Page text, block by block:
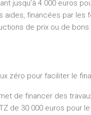
jusqu’à 4 000 euros
aides, financées par les
de prix ou de
zéro pour faciliter le
de financer des
de 30 000 euros